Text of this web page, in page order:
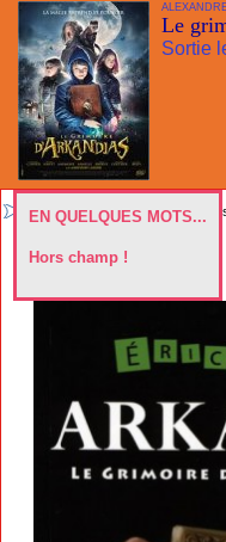
Le
Sortie
EN QUELQUES MOTS...
Hors champ !